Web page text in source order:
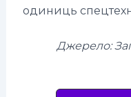
одиниць
Джерело: